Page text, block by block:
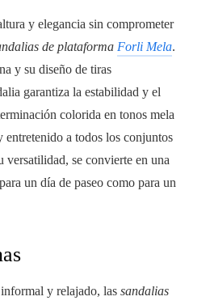
y elegancia sin comprometer
de plataforma Forli Mela.
y su diseño de tiras
garantiza la estabilidad y el
colorida en tonos mela
entretenido a todos los conjuntos
versatilidad, se convierte en una
un día de paseo como para un
y relajado, las sandalias